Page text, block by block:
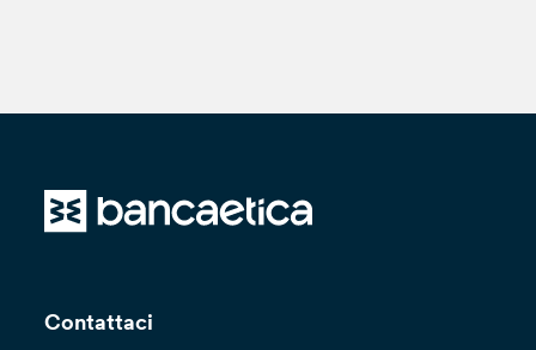
Contattaci